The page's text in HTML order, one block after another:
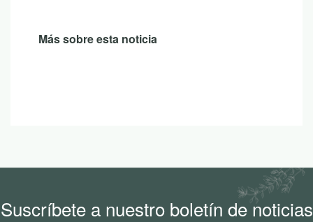
Más sobre esta noticia
Suscríbete a nuestro boletín de noticias